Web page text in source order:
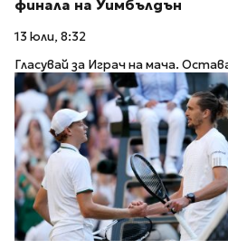
финала на Уимбълдън
13 юли, 8:32
Гласувай за Играч на мача.